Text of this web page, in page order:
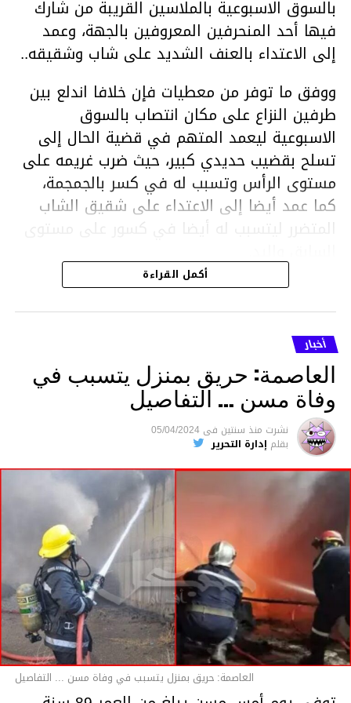
بالسوق الاسبوعية بالملاسين القريبة من شارك
فيها أحد المنحرفين المعروفين بالجهة، وعمد
إلى الاعتداء بالعنف الشديد على شاب وشقيقه..
ووفق ما توفر من معطيات فإن خلافا اندلع بين
طرفين النزاع على مكان انتصاب بالسوق
الاسبوعية ليعمد المتهم في قضية الحال إلى
تسلح بقضيب حديدي كبير، حيث ضرب غريمه على
مستوى الرأس وتسبب له في كسر بالجمجمة،
كما عمد أيضا إلى الاعتداء على شقيق الشاب
المتضرر ليتسبب له أيضا في كسور على مستوى
هذا وقد تمكن أعوان مركز الأمن الوطني بحي
هلال في توقيت قياسي من محاصرة المشتبه به
والقبض عليه وإحالته على التحقيق في خصوص
ما نُسبه إليه.
متابعة
قسم الاخبار
أكمل القراءة
أخبار
العاصمة: حريق بمنزل يتسبب في
وفاة مسن … التفاصيل
نشرت منذ سنتين فى 05/04/2024
بقلم إدارة التحرير
العاصمة: حريق بمنزل يتسبب في وفاة مسن ... التفاصيل